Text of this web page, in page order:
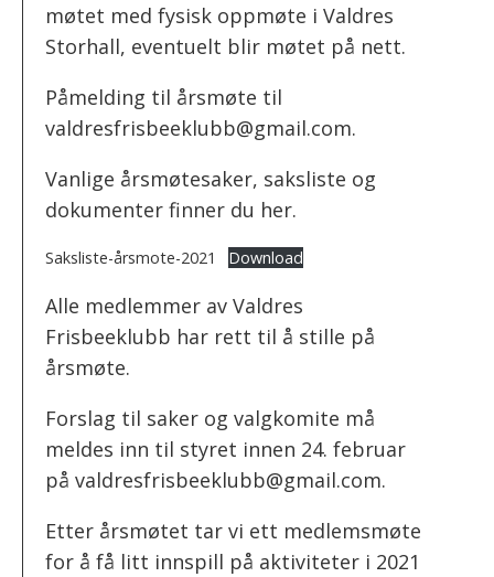
møtet med fysisk oppmøte i Valdres
Storhall, eventuelt blir møtet på nett.
Påmelding til årsmøte til
valdresfrisbeeklubb@gmail.com.
Vanlige årsmøtesaker, saksliste og
dokumenter finner du her.
Saksliste-årsmote-2021 Download
Alle medlemmer av Valdres
Frisbeeklubb har rett til å stille på
årsmøte.
Forslag til saker og valgkomite må
meldes inn til styret innen 24. februar
på valdresfrisbeeklubb@gmail.com.
Etter årsmøtet tar vi ett medlemsmøte
for å få litt innspill på aktiviteter i 2021